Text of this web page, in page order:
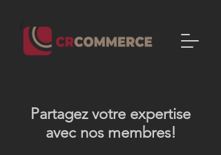
Partagez votre expertise
avec nos membres!